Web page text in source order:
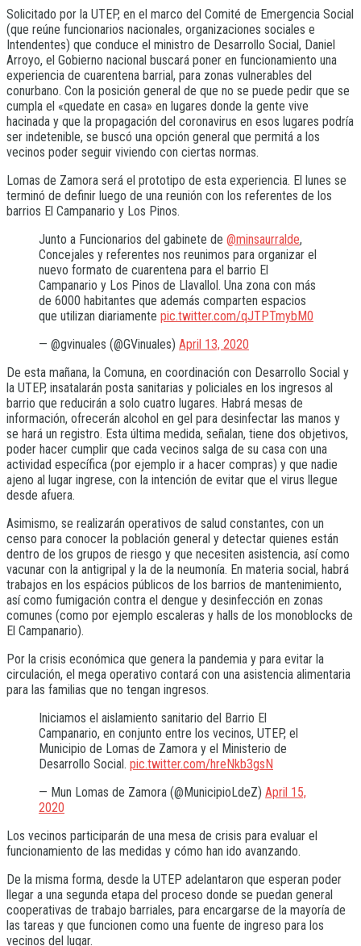
Solicitado por la UTEP, en el marco del Comité de Emergencia Social
(que reúne funcionarios nacionales, organizaciones sociales e
Intendentes) que conduce el ministro de Desarrollo Social, Daniel
Arroyo, el Gobierno nacional buscará poner en funcionamiento una
experiencia de cuarentena barrial, para zonas vulnerables del
conurbano. Con la posición general de que no se puede pedir que se
cumpla el «quedate en casa» en lugares donde la gente vive
hacinada y que la propagación del coronavirus en esos lugares podría
ser indetenible, se buscó una opción general que permitá a los
vecinos poder seguir viviendo con ciertas normas.
Lomas de Zamora será el prototipo de esta experiencia. El lunes se
terminó de definir luego de una reunión con los referentes de los
barrios El Campanario y Los Pinos.
Junto a Funcionarios del gabinete de @minsaurralde,
Concejales y referentes nos reunimos para organizar el
nuevo formato de cuarentena para el barrio El
Campanario y Los Pinos de Llavallol. Una zona con más
de 6000 habitantes que además comparten espacios
que utilizan diariamente pic.twitter.com/qJTPTmybM0
— @gvinuales (@GVinuales) April 13, 2020
De esta mañana, la Comuna, en coordinación con Desarrollo Social y
la UTEP, insatalarán posta sanitarias y policiales en los ingresos al
barrio que reducirán a solo cuatro lugares. Habrá mesas de
información, ofrecerán alcohol en gel para desinfectar las manos y
se hará un registro. Esta última medida, señalan, tiene dos objetivos,
poder hacer cumplir que cada vecinos salga de su casa con una
actividad específica (por ejemplo ir a hacer compras) y que nadie
ajeno al lugar ingrese, con la intención de evitar que el virus llegue
desde afuera.
Asimismo, se realizarán operativos de salud constantes, con un
censo para conocer la población general y detectar quienes están
dentro de los grupos de riesgo y que necesiten asistencia, así como
vacunar con la antigripal y la de la neumonía. En materia social, habrá
trabajos en los espácios públicos de los barrios de mantenimiento,
así como fumigación contra el dengue y desinfección en zonas
comunes (como por ejemplo escaleras y halls de los monoblocks de
El Campanario).
Por la crisis económica que genera la pandemia y para evitar la
circulación, el mega operativo contará con una asistencia alimentaria
para las familias que no tengan ingresos.
Iniciamos el aislamiento sanitario del Barrio El
Campanario, en conjunto entre los vecinos, UTEP, el
Municipio de Lomas de Zamora y el Ministerio de
Desarrollo Social. pic.twitter.com/hreNkb3gsN
— Mun Lomas de Zamora (@MunicipioLdeZ) April 15,
2020
Los vecinos participarán de una mesa de crisis para evaluar el
funcionamiento de las medidas y cómo han ido avanzando.
De la misma forma, desde la UTEP adelantaron que esperan poder
llegar a una segunda etapa del proceso donde se puedan general
cooperativas de trabajo barriales, para encargarse de la mayoría de
las tareas y que funcionen como una fuente de ingreso para los
vecinos del lugar.